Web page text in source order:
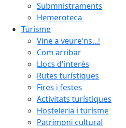
Submnistraments
Hemeroteca
Turisme
Vine a veure'ns...!
Com arribar
Llocs d'interès
Rutes turístiques
Fires i festes
Activitats turístiques
Hosteleria i turísme
Patrimoni cultural